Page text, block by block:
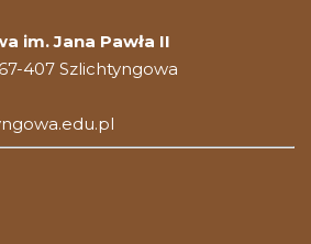
im. Jana Pawła II
407 Szlichtyngowa